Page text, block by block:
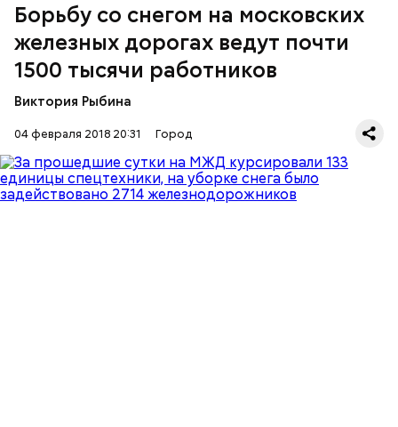
Борьбу со снегом на московских
железных дорогах ведут почти
1500 тысячи работников
Виктория Рыбина
04 февраля 2018 20:31 Город
Отмечается, что имеются дополнительные ресурсы,
необходимости. У железнодорожников имеется
Рекордный снегопад обрушился на город – такие
бывают раз в сто лет